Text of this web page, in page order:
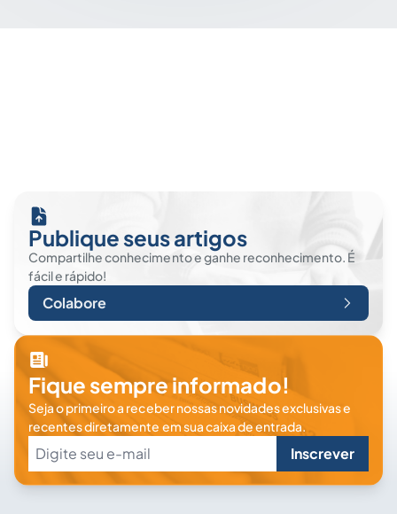
Publique seus artigos
Compartilhe conhecimento e ganhe reconhecimento. É
fácil e rápido!
Colabore
Fique sempre informado!
Seja o primeiro a receber nossas novidades exclusivas e
recentes diretamente em sua caixa de entrada.
Inscrever